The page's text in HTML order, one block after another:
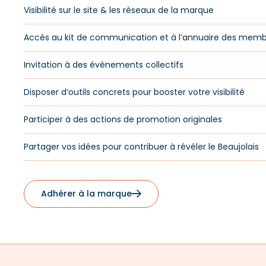
Visibilité sur le site & les réseaux de la marque
Accès au kit de communication et à l’annuaire des
Invitation à des événements collectifs
Disposer d’outils concrets pour booster votre visibilité
Participer à des actions de promotion originales
Partager vos idées pour contribuer à révéler le Beaujolais
Adhérer à la marque